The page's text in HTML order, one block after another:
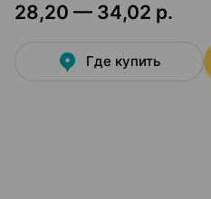
28,20 — 34,02 р.
Где купить